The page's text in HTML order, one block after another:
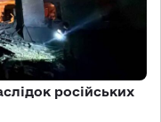
російських